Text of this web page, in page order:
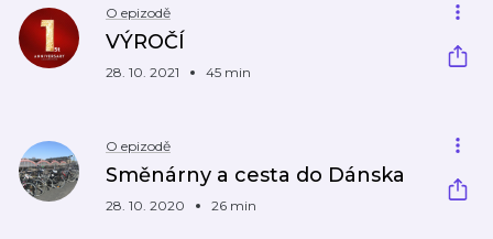
O epizodě
VÝROČÍ
28. 10. 2021 45 min
O epizodě
Směnárny a cesta do Dánska
28. 10. 2020 26 min